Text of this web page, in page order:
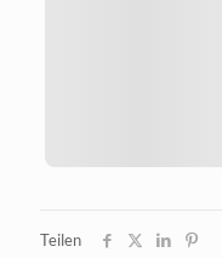
Teilen